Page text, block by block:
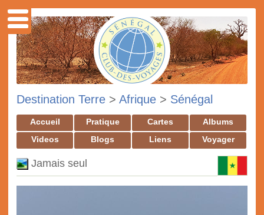
Destination Terre > Afrique > Sénégal
Accueil Pratique Cartes
Albums
Videos
Blogs Liens Voyager
Jamais seul